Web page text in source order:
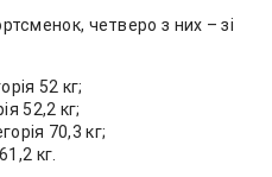
четверо з них – зі
52 кг;
52,2 кг;
70,3 кг;
кг.